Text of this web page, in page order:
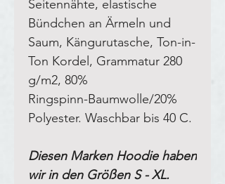
Seitennähte, elastische
Bündchen an Ärmeln und
Saum, Kängurutasche, Ton-in-
Ton Kordel, Grammatur 280
g/m2, 80%
Ringspinn-Baumwolle/20%
Polyester. Waschbar bis 40 C.
Diesen Marken Hoodie haben
wir in den Größen S - XL.